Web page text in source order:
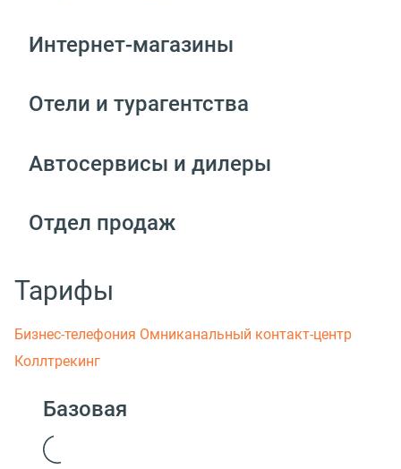
Интернет-магазины
Отели и турагентства
Автосервисы и дилеры
Отдел продаж
Тарифы
Бизнес-телефония Омниканальный контакт-центр
Коллтрекинг
Базовая